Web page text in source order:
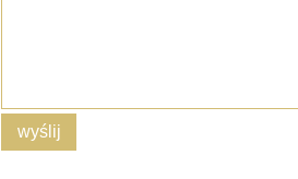
PUSZYSTYCH PLS02 -
wyślij